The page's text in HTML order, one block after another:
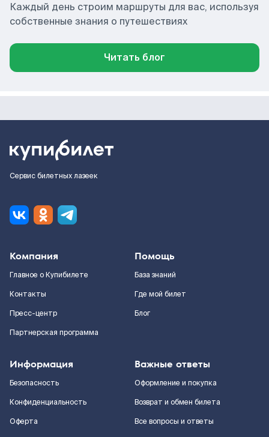
Каждый день строим маршруты для вас, используя
собственные знания о путешествиях
Читать блог
Сервис билетных лазеек
Компания
Главное о Купибилете
Контакты
Пресс-центр
Партнерская программа
Помощь
База знаний
Где мой билет
Блог
Информация
Безопасность
Конфиденциальность
Оферта
Важные ответы
Оформление и покупка
Возврат и обмен билета
Все вопросы и ответы